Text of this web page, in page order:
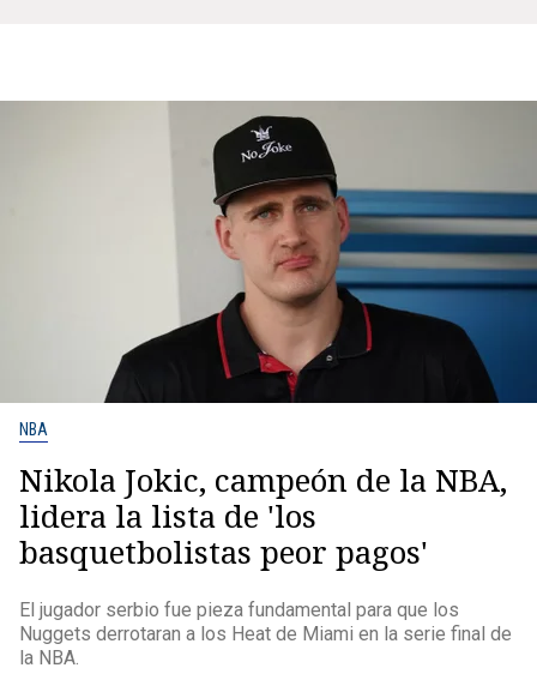
NBA
Nikola Jokic, campeón de la NBA,
lidera la lista de 'los
basquetbolistas peor pagos'
El jugador serbio fue pieza fundamental para que los
Nuggets derrotaran a los Heat de Miami en la serie final de
la NBA.